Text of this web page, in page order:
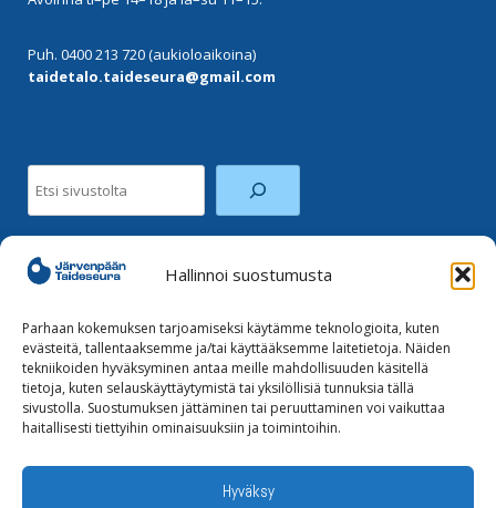
Hallinnoi suostumusta
Parhaan kokemuksen tarjoamiseksi käytämme teknologioita, kuten
evästeitä, tallentaaksemme ja/tai käyttääksemme laitetietoja. Näiden
tekniikoiden hyväksyminen antaa meille mahdollisuuden käsitellä
tietoja, kuten selauskäyttäytymistä tai yksilöllisiä tunnuksia tällä
sivustolla. Suostumuksen jättäminen tai peruuttaminen voi vaikuttaa
haitallisesti tiettyihin ominaisuuksiin ja toimintoihin.
Hyväksy
Puh. 0400 213 720 (aukioloaikoina)
taidetalo.taideseura@gmail.com
Instagram
Tilaa uutiskirje
Tietoja evästeistä